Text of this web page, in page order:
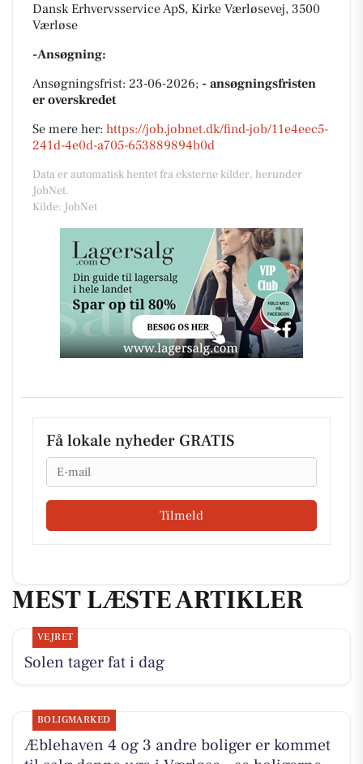
Dansk Erhvervsservice ApS, Kirke Værløsevej, 3500
Værløse
-Ansøgning:
Ansøgningsfrist: 23-06-2026; - ansøgningsfristen
er overskredet
Se mere her: https://job.jobnet.dk/find-job/11e4eec5-
241d-4e0d-a705-653889894b0d
Data er automatisk hentet fra eksterne kilder, herunder
JobNet.
Kilde: JobNet
Få lokale nyheder GRATIS
Email
Tilmeld
MEST LÆSTE ARTIKLER
VEJRET
Solen tager fat i dag
BOLIGMARKED
Æblehaven 4 og 3 andre boliger er kommet